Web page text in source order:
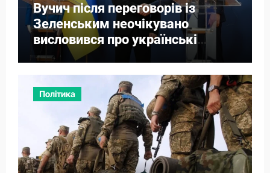
Вучич після переговорів із
Зеленським неочікувано
висловився про українські
території
Політика